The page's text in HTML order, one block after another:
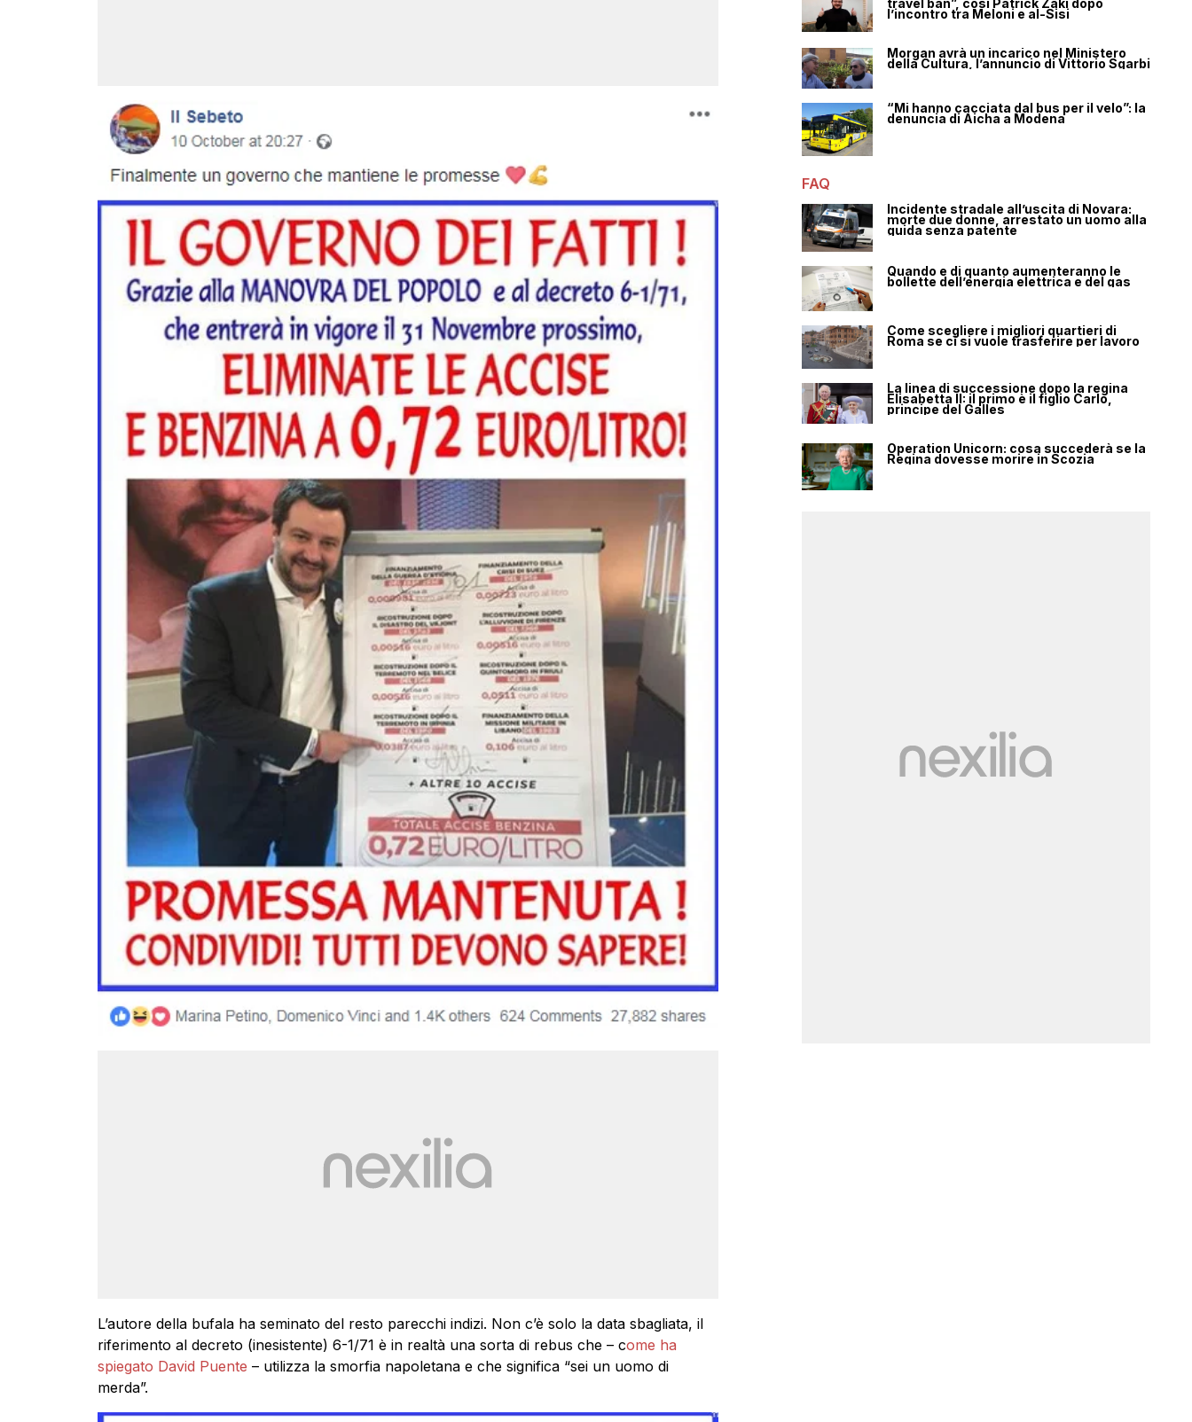
L’autore della bufala ha seminato del resto parecchi indizi. Non c’è solo la data sbagliata, il
riferimento al decreto (inesistente) 6-1/71 è in realtà una sorta di rebus che – come ha
spiegato David Puente – utilizza la smorfia napoletana e che significa “sei un uomo di
merda”.
travel ban”, così Patrick Zaki dopo
l’incontro tra Meloni e al-Sisi
Morgan avrà un incarico nel Ministero
della Cultura, l’annuncio di Vittorio Sgarbi
“Mi hanno cacciata dal bus per il velo”: la
denuncia di Aicha a Modena
FAQ
Incidente stradale all’uscita di Novara:
morte due donne, arrestato un uomo alla
guida senza patente
Quando e di quanto aumenteranno le
bollette dell’energia elettrica e del gas
Come scegliere i migliori quartieri di
Roma se ci si vuole trasferire per lavoro
La linea di successione dopo la regina
Elisabetta II: il primo è il figlio Carlo,
principe del Galles
Operation Unicorn: cosa succederà se la
Regina dovesse morire in Scozia